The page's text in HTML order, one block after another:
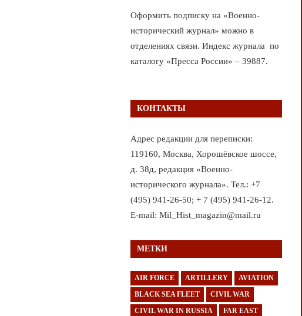
Оформить подписку на «Военно-
исторический журнал» можно в
отделениях связи. Индекс журнала по
каталогу «Пресса России» – 39887.
КОНТАКТЫ
Адрес редакции для переписки:
119160, Москва, Хорошёвское шоссе,
д. 38д, редакция «Военно-
исторического журнала». Тел.: +7
(495) 941-26-50; + 7 (495) 941-26-12.
E-mail: Mil_Hist_magazin@mail.ru
МЕТКИ
AIR FORCE ARTILLERY AVIATION
BLACK SEA FLEET CIVIL WAR
CIVIL WAR IN RUSSIA FAR EAST